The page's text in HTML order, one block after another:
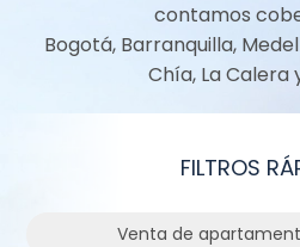
contamos
Bogotá, Barranquilla,
Chía, La Calera
FILTROS
Venta de